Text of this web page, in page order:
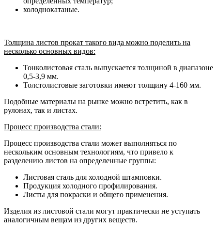
холоднокатаные.
Толщина листов прокат такого вида можно поделить на
несколько основных видов:
Тонколистовая сталь выпускается толщиной в диапазоне
0,5-3,9 мм.
Толстолистовые заготовки имеют толщину 4-160 мм.
Подобные материалы на рынке можно встретить, как в
рулонах, так и листах.
Процесс производства стали:
Процесс производства стали может выполняться по
нескольким основным технологиям, что привело к
разделению листов на определенные группы:
Листовая сталь для холодной штамповки.
Продукция холодного профилирования.
Листы для покраски и общего применения.
Изделия из листовой стали могут практически не уступать
аналогичным вещам из других веществ.